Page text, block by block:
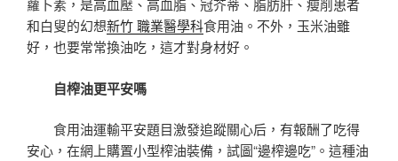
蘿卜素，是高血壓、高血脂、冠芥蒂、脂肪肝、瘦削患者
和白叟的幻想新竹 職業醫學科食用油。不外，玉米油雖
好，也要常常換油吃，這才對身材好。
自榨油更平安嗎
食用油運輸平安題目激發追蹤關心后，有報酬了吃得
安心，在網上購置小型榨油裝備，試圖“邊榨邊吃”。這種油